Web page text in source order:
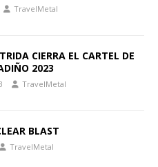
TravelMetal
CIERRA EL CARTEL DE
2023
TravelMetal
BLAST
TravelMetal